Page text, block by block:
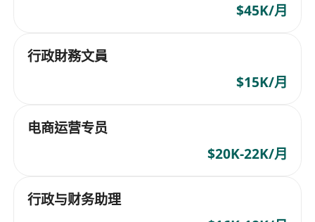
$45K/月
行政財務文員
$15K/月
电商运营专员
$20K-22K/月
行政与财务助理